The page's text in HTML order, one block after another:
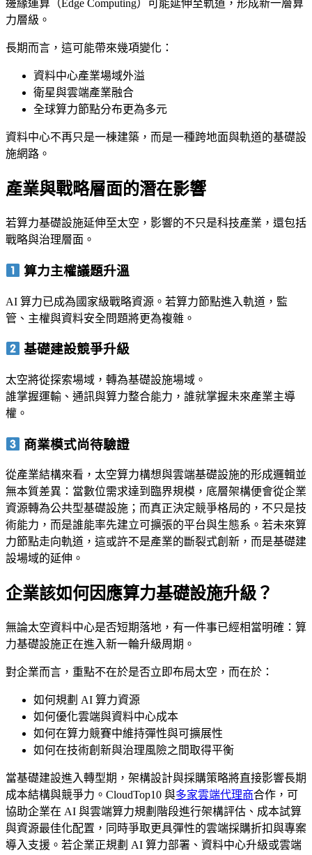
邊緣運算（Edge Computing）可能延伸至軌道，形成新一層算
力層級。
長期而言，這可能帶來幾項變化：
資料中心產業場域外溢
衛星與雲端產業融合
全球算力節點分布更為多元
資料中心不再只是一棟建築，而是一種跨地面與軌道的基礎設
施網路。
產業與戰略層面的潛在影響
若算力基礎設施延伸至太空，影響的不只是科技產業，還包括
戰略與治理層面。
算力主權議題升溫
AI 算力已成為國家級戰略資源。若算力節點進入軌道，監
管、主權與資料安全問題將更為複雜。
基礎建設競爭升級
太空將從探索場域，轉為基礎設施場域。
誰掌握運輸、通訊與算力整合能力，誰就掌握未來產業主導
權。
商業模式尚待驗證
從產業結構來看，太空算力構想與雲端基礎設施的形成邏輯並
無本質差異：當數位需求達到臨界規模，底層架構便會從企業
資源轉為公共型基礎設施；而真正決定競爭格局的，不只是技
術能力，而是誰能率先建立可擴張的平台與生態系。若未來算
力節點走向軌道，這或許不是產業的斷裂式創新，而是基礎建
設場域的延伸。
企業該如何因應算力基礎設施升級？
無論太空資料中心是否短期落地，有一件事已經相當明確：算
力基礎設施正在進入新一輪升級周期。
對企業而言，重點不在於是否立即布局太空，而在於：
如何規劃 AI 算力資源
如何優化雲端與資料中心成本
如何在算力競賽中維持彈性與可擴展性
如何在技術創新與治理風險之間取得平衡
當基礎建設進入轉型期，架構設計與採購策略將直接影響長期
成本結構與競爭力。CloudTop10 與多家雲端代理商合作，可
協助企業在 AI 與雲端算力規劃階段進行架構評估、成本試算
與資源最佳化配置，同時爭取更具彈性的雲端採購折扣與專案
導入支援。若企業正規劃 AI 算力部署、資料中心升級或雲端